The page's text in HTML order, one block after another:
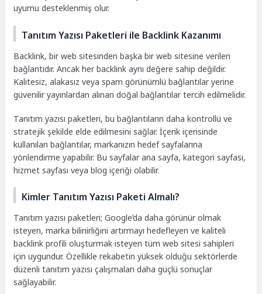
uyumu desteklenmiş olur.
Tanıtım Yazısı Paketleri ile Backlink Kazanımı
Backlink, bir web sitesinden başka bir web sitesine verilen
bağlantıdır. Ancak her backlink aynı değere sahip değildir.
Kalitesiz, alakasız veya spam görünümlü bağlantılar yerine
güvenilir yayınlardan alınan doğal bağlantılar tercih edilmelidir.
Tanıtım yazısı paketleri, bu bağlantıların daha kontrollü ve
stratejik şekilde elde edilmesini sağlar. İçerik içerisinde
kullanılan bağlantılar, markanızın hedef sayfalarına
yönlendirme yapabilir. Bu sayfalar ana sayfa, kategori sayfası,
hizmet sayfası veya blog içeriği olabilir.
Kimler Tanıtım Yazısı Paketi Almalı?
Tanıtım yazısı paketleri; Google’da daha görünür olmak
isteyen, marka bilinirliğini artırmayı hedefleyen ve kaliteli
backlink profili oluşturmak isteyen tüm web sitesi sahipleri
için uygundur. Özellikle rekabetin yüksek olduğu sektörlerde
düzenli tanıtım yazısı çalışmaları daha güçlü sonuçlar
sağlayabilir.